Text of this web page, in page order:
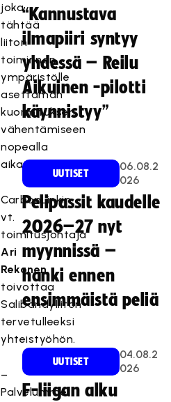
joka
tähtää
liiton
toiminnan
ympäristölle
asettaman
kuormituksen
vähentämiseen
nopealla
aikataululla.
CarbonLinkin
vt.
toimitusjohtaja
Ari
Rekonen
toivottaa
Salibandyliiton
tervetulleeksi
yhteistyöhön.
–
Palvelumme
“Kannustava
ilmapiiri syntyy
yhdessä – Reilu
Aikuinen -pilotti
käynnistyy”
UUTISET
06.08.2
026
Pelipassit kaudelle
2026–27 nyt
myynnissä –
hanki ennen
ensimmäistä peliä
UUTISET
04.08.2
026
F-liigan alku